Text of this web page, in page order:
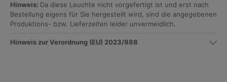
Hinweis: Da diese Leuchte nicht vorgefertigt ist und erst nach
Bestellung eigens für Sie hergestellt wird, sind die angegebenen
Produktions- bzw. Lieferzeiten leider unvermeidlich.
Hinweis zur Verordnung (EU) 2023/988